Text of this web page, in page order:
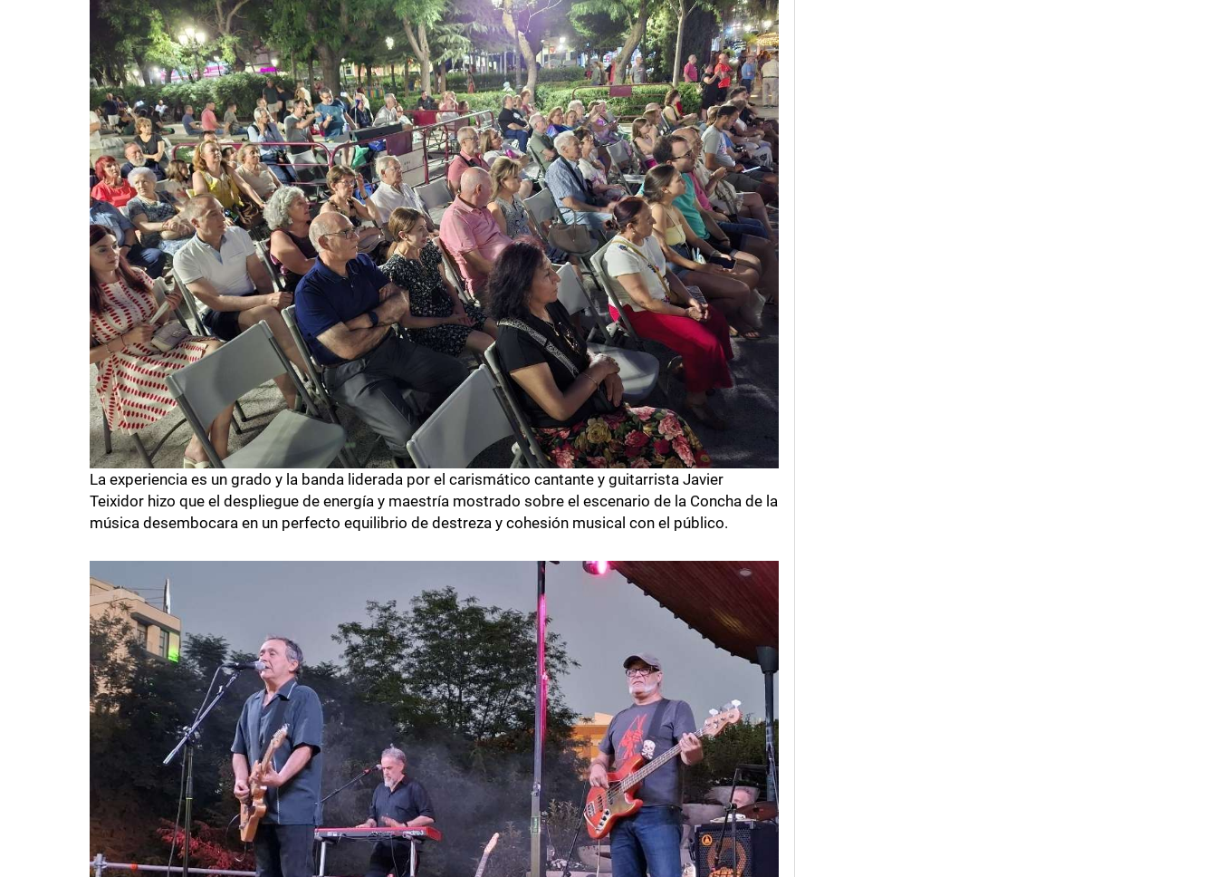
La experiencia es un grado y la banda liderada por el carismático cantante y guitarrista Javier
Teixidor hizo que el despliegue de energía y maestría mostrado sobre el escenario de la Concha de la
música desembocara en un perfecto equilibrio de destreza y cohesión musical con el público.